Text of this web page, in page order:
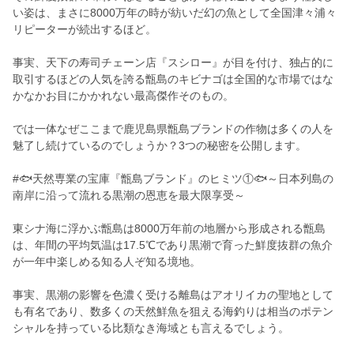
い姿は、まさに8000万年の時が紡いだ幻の魚として全国津々浦々
リピーターが続出するほど。
事実、天下の寿司チェーン店『スシロー』が目を付け、独占的に
取引するほどの人気を誇る甑島のキビナゴは全国的な市場ではな
かなかお目にかかれない最高傑作そのもの。
では一体なぜここまで鹿児島県甑島ブランドの作物は多くの人を
魅了し続けているのでしょうか？3つの秘密を公開します。
#🐟天然専業の宝庫『甑島ブランド』のヒミツ①🐟～日本列島の
南岸に沿って流れる黒潮の恩恵を最大限享受～
東シナ海に浮かぶ甑島は8000万年前の地層から形成される甑島
は、年間の平均気温は17.5℃であり黒潮で育った鮮度抜群の魚介
が一年中楽しめる知る人ぞ知る境地。
事実、黒潮の影響を色濃く受ける離島はアオリイカの聖地として
も有名であり、数多くの天然鮮魚を狙える海釣りは相当のポテン
シャルを持っている比類なき海域とも言えるでしょう。